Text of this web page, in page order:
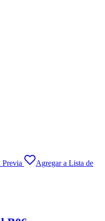
Previa
Agregar a Lista de